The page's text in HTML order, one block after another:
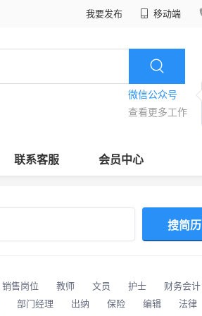
我要发布 移动端
微信公众号
查看更多工作
联系客服 会员中心
搜简历
销售岗位 教师 文员 护士
财务会计
部门经理 出纳 保险 编辑
法律